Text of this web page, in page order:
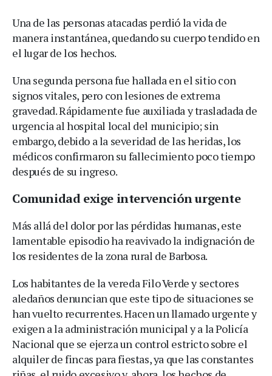
Una de las personas atacadas perdió la vida de
manera instantánea, quedando su cuerpo tendido en
el lugar de los hechos.
Una segunda persona fue hallada en el sitio con
signos vitales, pero con lesiones de extrema
gravedad. Rápidamente fue auxiliada y trasladada de
urgencia al hospital local del municipio; sin
embargo, debido a la severidad de las heridas, los
médicos confirmaron su fallecimiento poco tiempo
después de su ingreso.
Comunidad exige intervención urgente
Más allá del dolor por las pérdidas humanas, este
lamentable episodio ha reavivado la indignación de
los residentes de la zona rural de Barbosa.
Los habitantes de la vereda Filo Verde y sectores
aledaños denuncian que este tipo de situaciones se
han vuelto recurrentes. Hacen un llamado urgente y
exigen a la administración municipal y a la Policía
Nacional que se ejerza un control estricto sobre el
alquiler de fincas para fiestas, ya que las constantes